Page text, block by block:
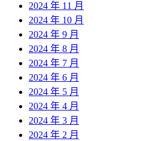
2024 年 11 月
2024 年 10 月
2024 年 9 月
2024 年 8 月
2024 年 7 月
2024 年 6 月
2024 年 5 月
2024 年 4 月
2024 年 3 月
2024 年 2 月